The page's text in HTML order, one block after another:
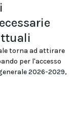
torna ad attirare
per l'accesso
2026-2029,